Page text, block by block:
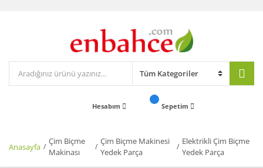
Hesabım Sepetim
Anasayfa
Çim Biçme
Makinası
Çim Biçme Makinesi
Yedek Parça
Elektrikli Çim Biçme
Yedek Parça